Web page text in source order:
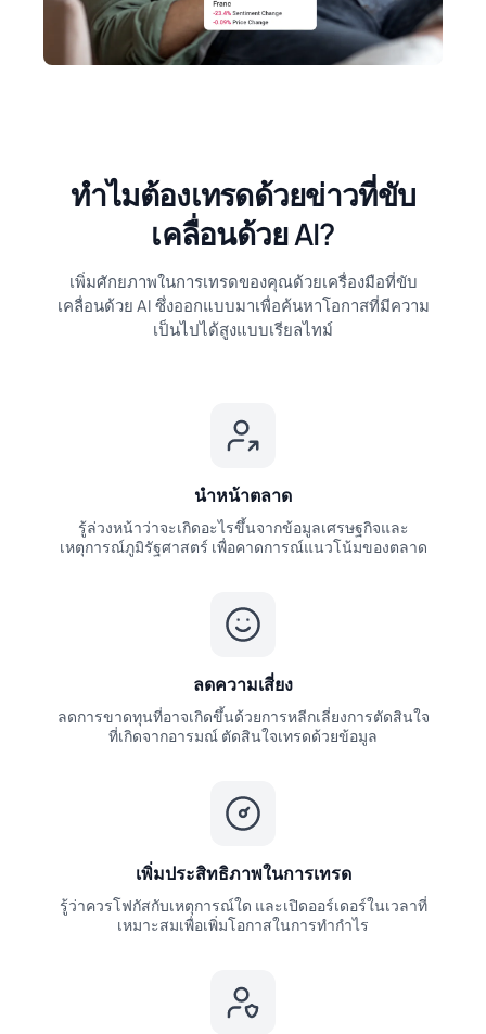
ทำไมต้องเทรดด้วยข่าวที่ขับ
เคลื่อนด้วย AI?
เพิ่มศักยภาพในการเทรดของคุณด้วยเครื่องมือที่ขับ
เคลื่อนด้วย AI ซึ่งออกแบบมาเพื่อค้นหาโอกาสที่มีความ
เป็นไปได้สูงแบบเรียลไทม์
นำหน้าตลาด
รู้ล่วงหน้าว่าจะเกิดอะไรขึ้นจากข้อมูลเศรษฐกิจและ
เหตุการณ์ภูมิรัฐศาสตร์ เพื่อคาดการณ์แนวโน้มของตลาด
ลดความเสี่ยง
ลดการขาดทุนที่อาจเกิดขึ้นด้วยการหลีกเลี่ยงการตัดสินใจ
ที่เกิดจากอารมณ์ ตัดสินใจเทรดด้วยข้อมูล
เพิ่มประสิทธิภาพในการเทรด
รู้ว่าควรโฟกัสกับเหตุการณ์ใด และเปิดออร์เดอร์ในเวลาที่
เหมาะสมเพื่อเพิ่มโอกาสในการทำกำไร